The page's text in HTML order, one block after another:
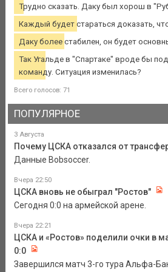
Трудно сказать. Даку был хорош в
Каждый будет стараться доказать,
Даку более стабилен, он будет
Так Угальде в "Спартаке" вроде бы
команду. Ситуация изменилась?
Всего голосов: 71
ПОПУЛЯРНОЕ
3 Августа
Почему ЦСКА отказался от
Данные Bobsoccer.
Вчера 22:50
ЦСКА вновь не обыграл "Ростов"
Сегодня 0:0 на армейской арене.
Вчера 22:21
ЦСКА и «Ростов» поделили очки в
0:0
Завершился матч 3-го тура Альфа-